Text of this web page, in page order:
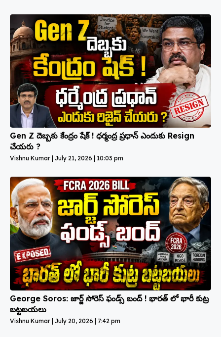
Gen Z దెబ్బకు కేంద్రం షేక్ ! ధర్మంద్ర ప్రధాన్ ఎందుకు Resign
చేయరు ?
Vishnu Kumar July 21, 2026 10:03 pm
George Soros: జార్జ్ సోరెస్ ఫండ్స్ బంద్ ! భారత్ లో భారీ కుట్ర
బట్టబయలు
Vishnu Kumar July 20, 2026 7:42 pm